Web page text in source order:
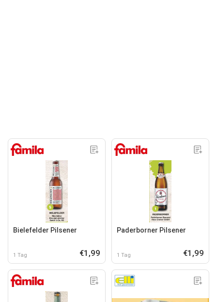
Bielefelder Pilsener
1 Tag €1,99
Paderborner Pilsener
1 Tag €1,99